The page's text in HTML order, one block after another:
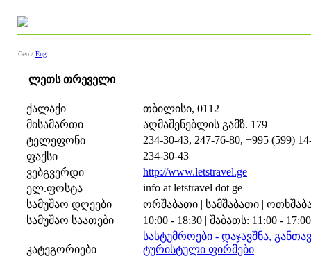
Geo / Eng
ლეთს თრეველი
ქალაქი
თბილისი, 0112
მისამართი
აღმაშენებლის გამზ. 179
ტელეფონი
234-30-43, 247-76-80, +995 (599)
ფაქსი
234-30-43
ვებგვერდი
http://www.letstravel.ge
ელ.ფოსტა
info at letstravel dot ge
სამუშაო დღეები
ორშაბათი | სამშაბათი |
სამუშაო საათები
10:00 - 18:30 | შაბათს: 11:00 - 17:00
კატეგორიები
სასტუმროები - დაჯავშნა,
ტურისტული ფირმები